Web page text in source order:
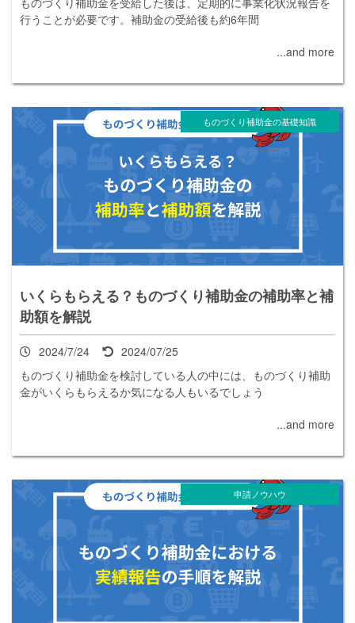
行うことが必要です。補助金の受給後も約6年間
...and more
ものづくり補助金の基礎知識
いくらもらえる？ものづくり補助金の補助率と補
助額を解説
2024/7/24
2024/07/25
ものづくり補助金を検討している人の中には、ものづくり補助
金がいくらもらえるか気になる人もいるでしょう
...and more
申請ノウハウ